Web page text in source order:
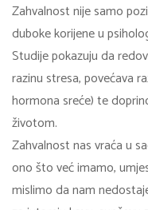
Zahvalnost nije samo
duboke korijene u
Studije pokazuju da
razinu stresa, povećava
hormona sreće) te
životom.
Zahvalnost nas vraća u
ono što već imamo,
mislimo da nam